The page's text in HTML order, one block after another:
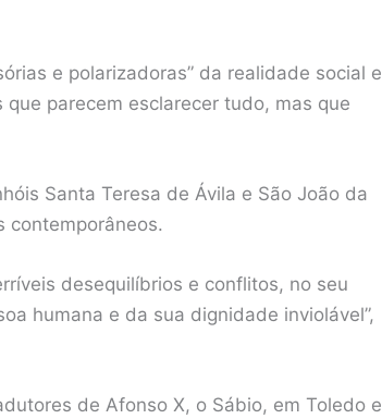
e polarizadoras” da realidade social e
parecem esclarecer tudo, mas que
Santa Teresa de Ávila e São João da
contemporâneos.
desequilíbrios e conflitos, no seu
humana e da sua dignidade inviolável”,
de Afonso X, o Sábio, em Toledo e